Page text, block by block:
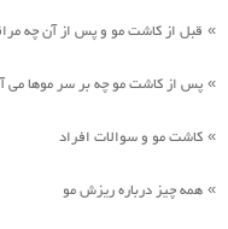
» قبل از کاشت مو و پس از آن چه
» پس از کاشت مو چه بر سر موها می
» کاشت مو و سوالات افراد
» همه چیز درباره ریزش مو